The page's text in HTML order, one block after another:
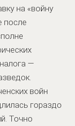
на «войну
после
—
войн
гораздо
Точно